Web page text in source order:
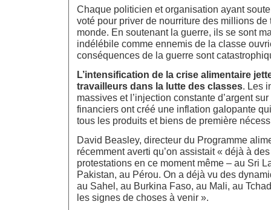
Chaque politicien et organisation ayant
voté pour priver de nourriture des millions
monde. En soutenant la guerre, ils se sont
indélébile comme ennemis de la classe
conséquences de la guerre sont
L’intensification de la crise alimentaire
travailleurs dans la lutte des classes . Les
massives et l’injection constante d’argent
financiers ont créé une inflation galopante
tous les produits et biens de première
David Beasley, directeur du Programme
récemment averti qu’on assistait « déjà à
protestations en ce moment même – au Sri
Pakistan, au Pérou. On a déjà vu des
au Sahel, au Burkina Faso, au Mali, au
les signes de choses à venir ».